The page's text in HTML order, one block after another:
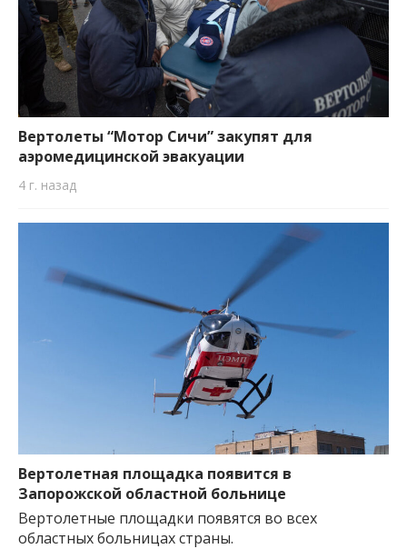
Вертолеты “Мотор Сичи” закупят для
аэромедицинской эвакуации
4 г. назад
Вертолетная площадка появится в
Запорожской областной больнице
Вертолетные площадки появятся во всех
областных больницах страны.